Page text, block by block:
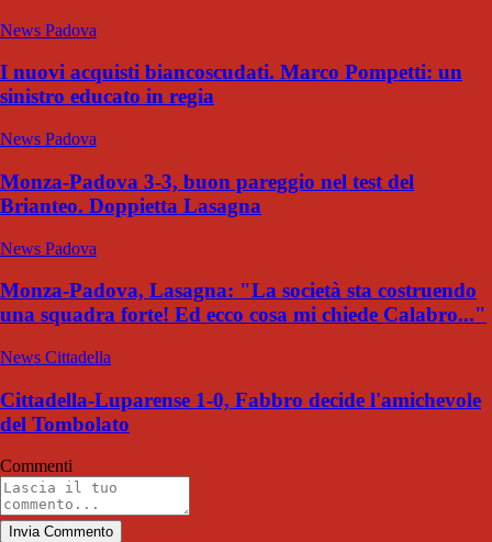
News Padova
I nuovi acquisti biancoscudati. Marco Pompetti: un
sinistro educato in regia
News Padova
Monza-Padova 3-3, buon pareggio nel test del
Brianteo. Doppietta Lasagna
News Padova
Monza-Padova, Lasagna: "La società sta costruendo
una squadra forte! Ed ecco cosa mi chiede Calabro..."
News Cittadella
Cittadella-Luparense 1-0, Fabbro decide l'amichevole
del Tombolato
Commenti
Invia Commento